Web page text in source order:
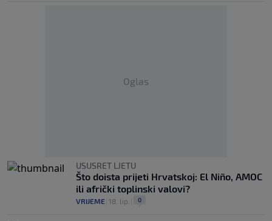
Oglas
USUSRET LJETU
Što doista prijeti Hrvatskoj: El Niño, AMOC
ili afrički toplinski valovi?
VRIJEME 18. lip. 0